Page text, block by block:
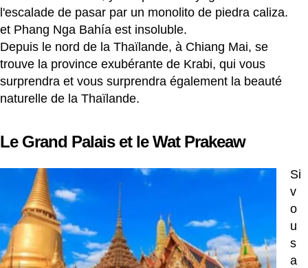
l'escalade de pasar par un monolito de piedra caliza.
et Phang Nga Bahía est insoluble.
Depuis le nord de la Thaïlande, à Chiang Mai, se
trouve la province exubérante de Krabi, qui vous
surprendra et vous surprendra également la beauté
naturelle de la Thaïlande.
Le Grand Palais et le Wat Prakeaw
Si
v
o
u
s
a